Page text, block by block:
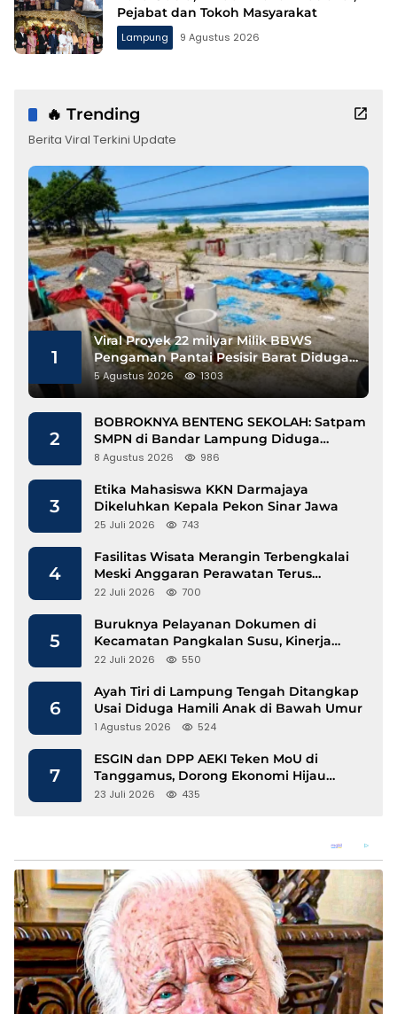
Pejabat dan Tokoh Masyarakat
Lampung 9 Agustus 2026
🔥 Trending
Berita Viral Terkini Update
1
Viral Proyek 22 milyar Milik BBWS
Pengaman Pantai Pesisir Barat Diduga
Gunakan Besi Banci
5 Agustus 2026 1303
2
BOBROKNYA BENTENG SEKOLAH: Satpam
SMPN di Bandar Lampung Diduga
Lecehkan Siswi
8 Agustus 2026 986
3
Etika Mahasiswa KKN Darmajaya
Dikeluhkan Kepala Pekon Sinar Jawa
25 Juli 2026 743
4
Fasilitas Wisata Merangin Terbengkalai
Meski Anggaran Perawatan Terus
Mengalir
22 Juli 2026 700
5
Buruknya Pelayanan Dokumen di
Kecamatan Pangkalan Susu, Kinerja
Disdukcapil Langkat Disorot
22 Juli 2026 550
6
Ayah Tiri di Lampung Tengah Ditangkap
Usai Diduga Hamili Anak di Bawah Umur
1 Agustus 2026 524
7
ESGIN dan DPP AEKI Teken MoU di
Tanggamus, Dorong Ekonomi Hijau
Berbasis Kopi dan Perdagangan Karbon
23 Juli 2026 435